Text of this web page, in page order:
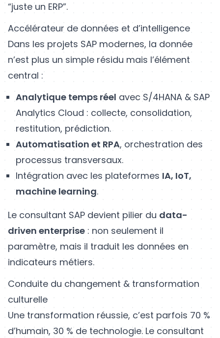
“juste un ERP”.
Accélérateur de données et d’intelligence
Dans les projets SAP modernes, la donnée
n’est plus un simple résidu mais l’élément
central :
Analytique temps réel avec S/4HANA & SAP
Analytics Cloud : collecte, consolidation,
restitution, prédiction.
Automatisation et RPA, orchestration des
processus transversaux.
Intégration avec les plateformes IA, IoT,
machine learning.
Le consultant SAP devient pilier du data-
driven enterprise : non seulement il
paramètre, mais il traduit les données en
indicateurs métiers.
Conduite du changement & transformation
culturelle
Une transformation réussie, c’est parfois 70 %
d’humain, 30 % de technologie. Le consultant